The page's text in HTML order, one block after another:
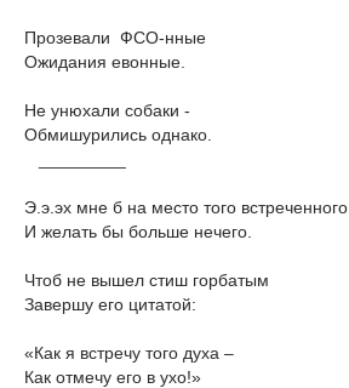
Прозевали ФСО-нные
Ожидания евонные.
Не унюхали собаки -
Обмишурились однако.
Э.э.эх мне б на место того встреченного
И желать бы больше нечего.
Чтоб не вышел стиш горбатым
Завершу его цитатой:
«Как я встречу того духа –
Как отмечу его в ухо!»